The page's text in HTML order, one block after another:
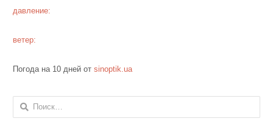
давление:
ветер:
Погода на 10 дней от sinoptik.ua
Найти: